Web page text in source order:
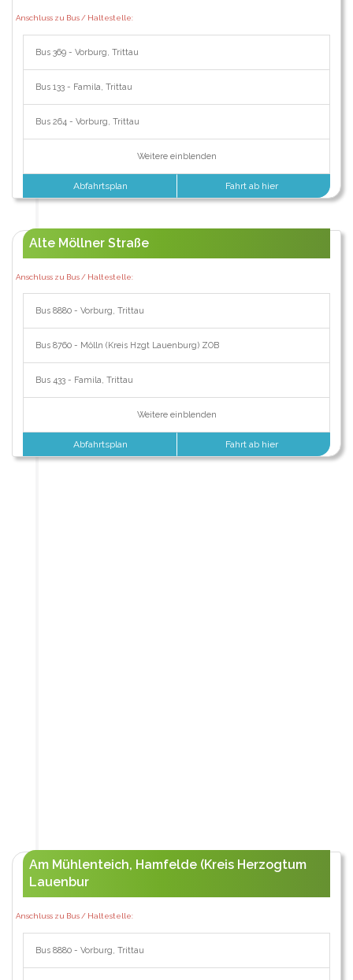
Anschluss zu Bus / Haltestelle:
Bus 369 - Vorburg, Trittau
Bus 133 - Famila, Trittau
Bus 264 - Vorburg, Trittau
Weitere einblenden
Abfahrtsplan Fahrt ab hier
Alte Möllner Straße
Anschluss zu Bus / Haltestelle:
Bus 8880 - Vorburg, Trittau
Bus 8760 - Mölln (Kreis Hzgt Lauenburg) ZOB
Bus 433 - Famila, Trittau
Weitere einblenden
Abfahrtsplan Fahrt ab hier
Am Mühlenteich, Hamfelde (Kreis Herzogtum
Lauenbur
Anschluss zu Bus / Haltestelle:
Bus 8880 - Vorburg, Trittau